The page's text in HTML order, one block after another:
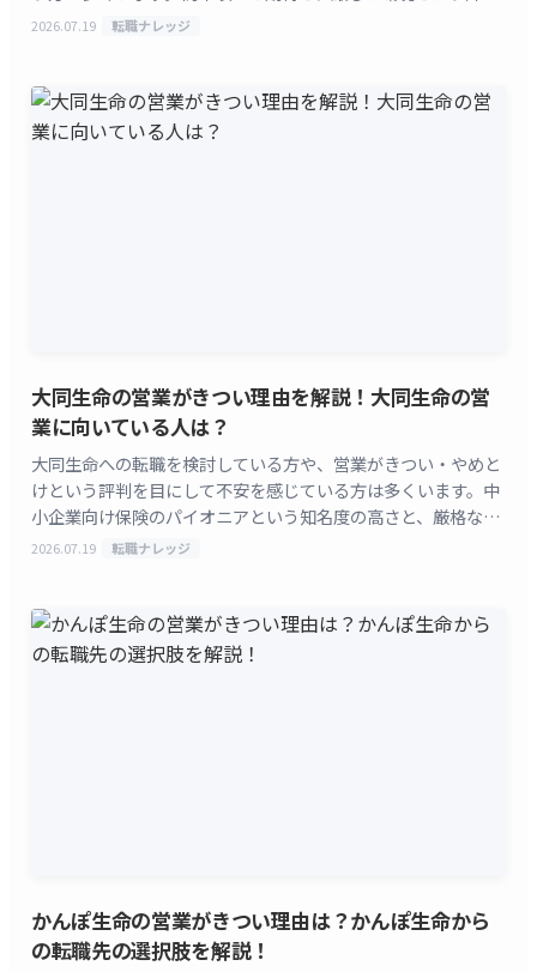
の両方が語られる会社です。 note「ととろ」氏の解
2026.07.19 転職ナレッジ
大同生命の営業がきつい理由を解説！大同生命の営
業に向いている人は？
大同生命への転職を検討している方や、営業がきつい・やめと
けという評判を目にして不安を感じている方は多くいます。中
小企業向け保険のパイオニアという知名度の高さと、厳格な査
定制度という評判の両方が語られる会社です。 この記事
2026.07.19 転職ナレッジ
かんぽ生命の営業がきつい理由は？かんぽ生命から
の転職先の選択肢を解説！